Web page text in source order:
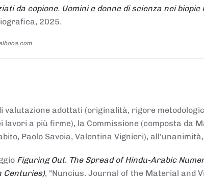
da copione. Uomini e donne di scienza nei
2025.
valutazione adottati (originalità, rigore
lavori a più firme), la Commissione (composta da
Paolo Savoia, Valentina Vignieri),
Figuring Out. The Spread of Hindu-Arabic
Centuries), "Nuncius. Journal of the Material and